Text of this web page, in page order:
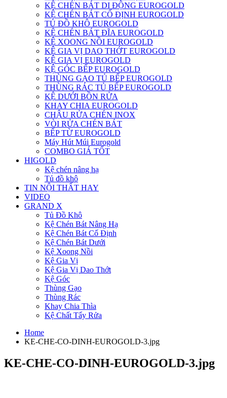
KỆ CHÉN BÁT DI ĐỘNG EUROGOLD
KỆ CHÉN BÁT CỐ ĐỊNH EUROGOLD
TỦ ĐỒ KHÔ EUROGOLD
KỆ CHÉN BÁT ĐĨA EUROGOLD
KỆ XOONG NỒI EUROGOLD
KỆ GIA VỊ DAO THỚT EUROGOLD
KỆ GIA VỊ EUROGOLD
KỆ GÓC BẾP EUROGOLD
THÙNG GẠO TỦ BẾP EUROGOLD
THÙNG RÁC TỦ BẾP EUROGOLD
KỆ DƯỚI BỒN RỬA
KHAY CHIA EUROGOLD
CHẬU RỬA CHÉN INOX
VÒI RỬA CHÉN BÁT
BẾP TỪ EUROGOLD
Máy Hút Múi Eurogold
COMBO GIÁ TỐT
HIGOLD
Kệ chén nâng hạ
Tủ đồ khô
TIN NỘI THẤT HAY
VIDEO
GRAND X
Tủ Đồ Khô
Kệ Chén Bát Nâng Hạ
Kệ Chén Bát Cố Định
Kệ Chén Bát Dưới
Kệ Xoong Nồi
Kệ Gia Vị
Kệ Gia Vị Dao Thớt
Kệ Góc
Thùng Gạo
Thùng Rác
Khay Chia Thìa
Kệ Chất Tẩy Rửa
Home
KE-CHE-CO-DINH-EUROGOLD-3.jpg
KE-CHE-CO-DINH-EUROGOLD-3.jpg